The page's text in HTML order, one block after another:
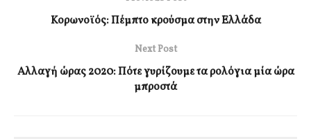
Κορωνοϊός: Πέμπτο κρούσμα στην Ελλάδα
Next Post
Αλλαγή ώρας 2020: Πότε γυρίζουμε τα ρολόγια μία ώρα
μπροστά